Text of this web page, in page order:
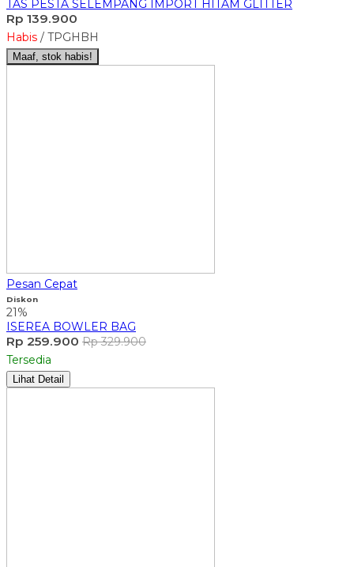
TAS PESTA SELEMPANG IMPORT HITAM GLITTER
Rp 139.900
Habis / TPGHBH
Maaf, stok habis!
Pesan Cepat
Diskon
21%
ISEREA BOWLER BAG
Rp 259.900 Rp 329.900
Tersedia
Lihat Detail